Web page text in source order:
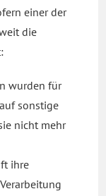
einer der
die
wurden für
sonstige
nicht mehr
ihre